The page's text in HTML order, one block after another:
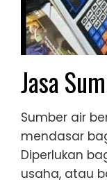
Jasa
Sumber air
mendasar
Diperlukan
usaha, atau